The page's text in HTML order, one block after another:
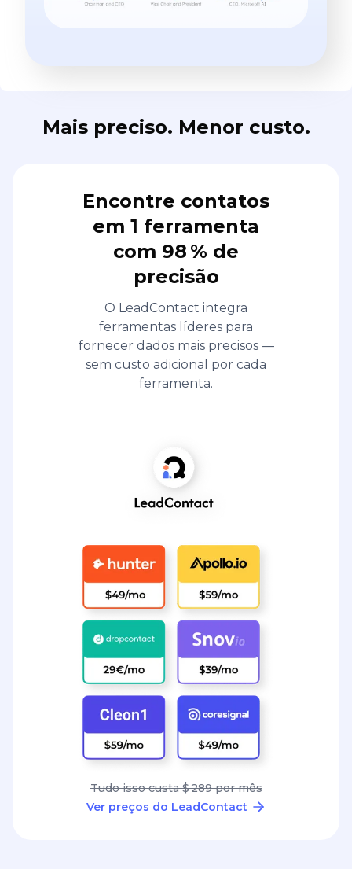
Mais preciso. Menor custo.
Encontre contatos
em 1 ferramenta
com 98 % de
precisão
O LeadContact integra
ferramentas líderes para
fornecer dados mais precisos —
sem custo adicional por cada
ferramenta.
Tudo isso custa $ 289 por mês
Ver preços do LeadContact